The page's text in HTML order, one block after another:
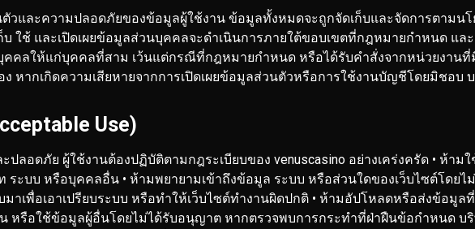
วและความปลอดภัยของข้อมูลผู้ใช้งาน ข้อมูลทั้งหมดจะถูกจัดเก็บและจัดการตามน
ก็บ ใช้ และเปิดเผยข้อมูลส่วนบุคคลจะดำเนินการภายใต้ขอบเขตที่กฎหมายกำหนด แ
คคลให้แก่บุคคลที่สาม เว้นแต่กรณีที่กฎหมายกำหนด หรือได้รับคำสั่งจากหน่วยงาน
หากเกิดความเสียหายจากการเปิดเผยข้อมูลส่วนตัวหรือการใช้งานบัญชีโดยมิชอบ
Use)
ปลอดภัย ผู้ใช้งานต้องปฏิบัติตามกฎระเบียบของ venuscasino อย่างเคร่งครัด • ห้าม
ระบบ หรือบุคคลอื่น • ห้ามพยายามเข้าถึงข้อมูล ระบบ หรือส่วนใดของเว็บไซต์โดย
เพื่อเอาเปรียบระบบ หรือทำให้เว็บไซต์ทำงานผิดปกติ • ห้ามอัปโหลดหรือส่งข้อมูล
หรือใช้ข้อมูลผู้อื่นโดยไม่ได้รับอนุญาต หากตรวจพบการกระทำที่ฝ่าฝืนข้อกำหนด บ